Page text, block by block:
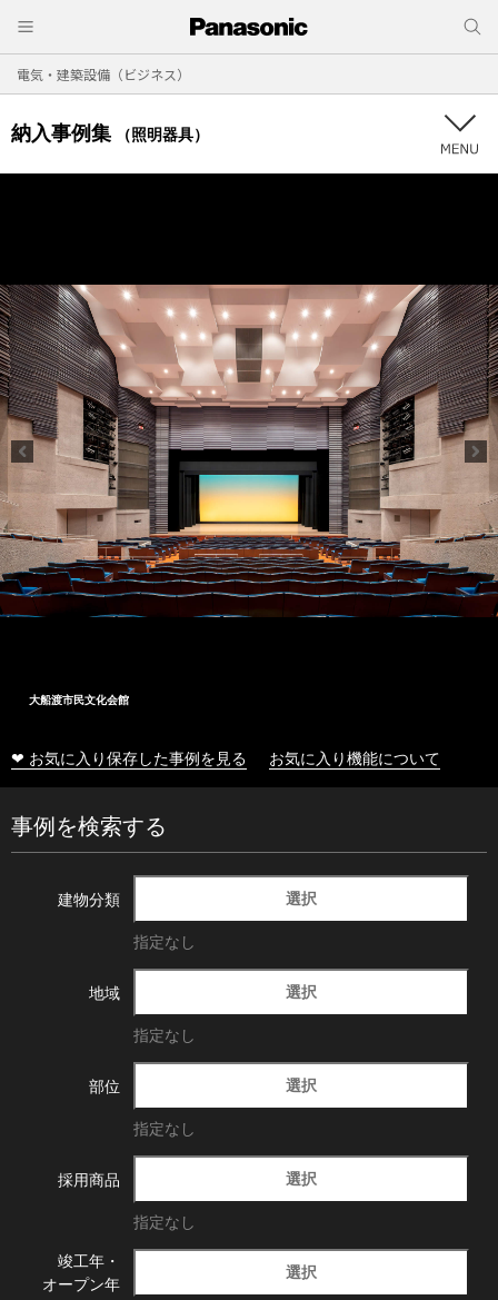
電気・建築設備（ビジネス）
納入事例集 （照明器具）
大船渡市民文化会館
❤ お気に入り保存した事例を見る お気に入り機能について
事例を検索する
建物分類 選択
指定なし
地域 選択
指定なし
部位 選択
指定なし
採用商品 選択
指定なし
竣工年・
オープン年
選択